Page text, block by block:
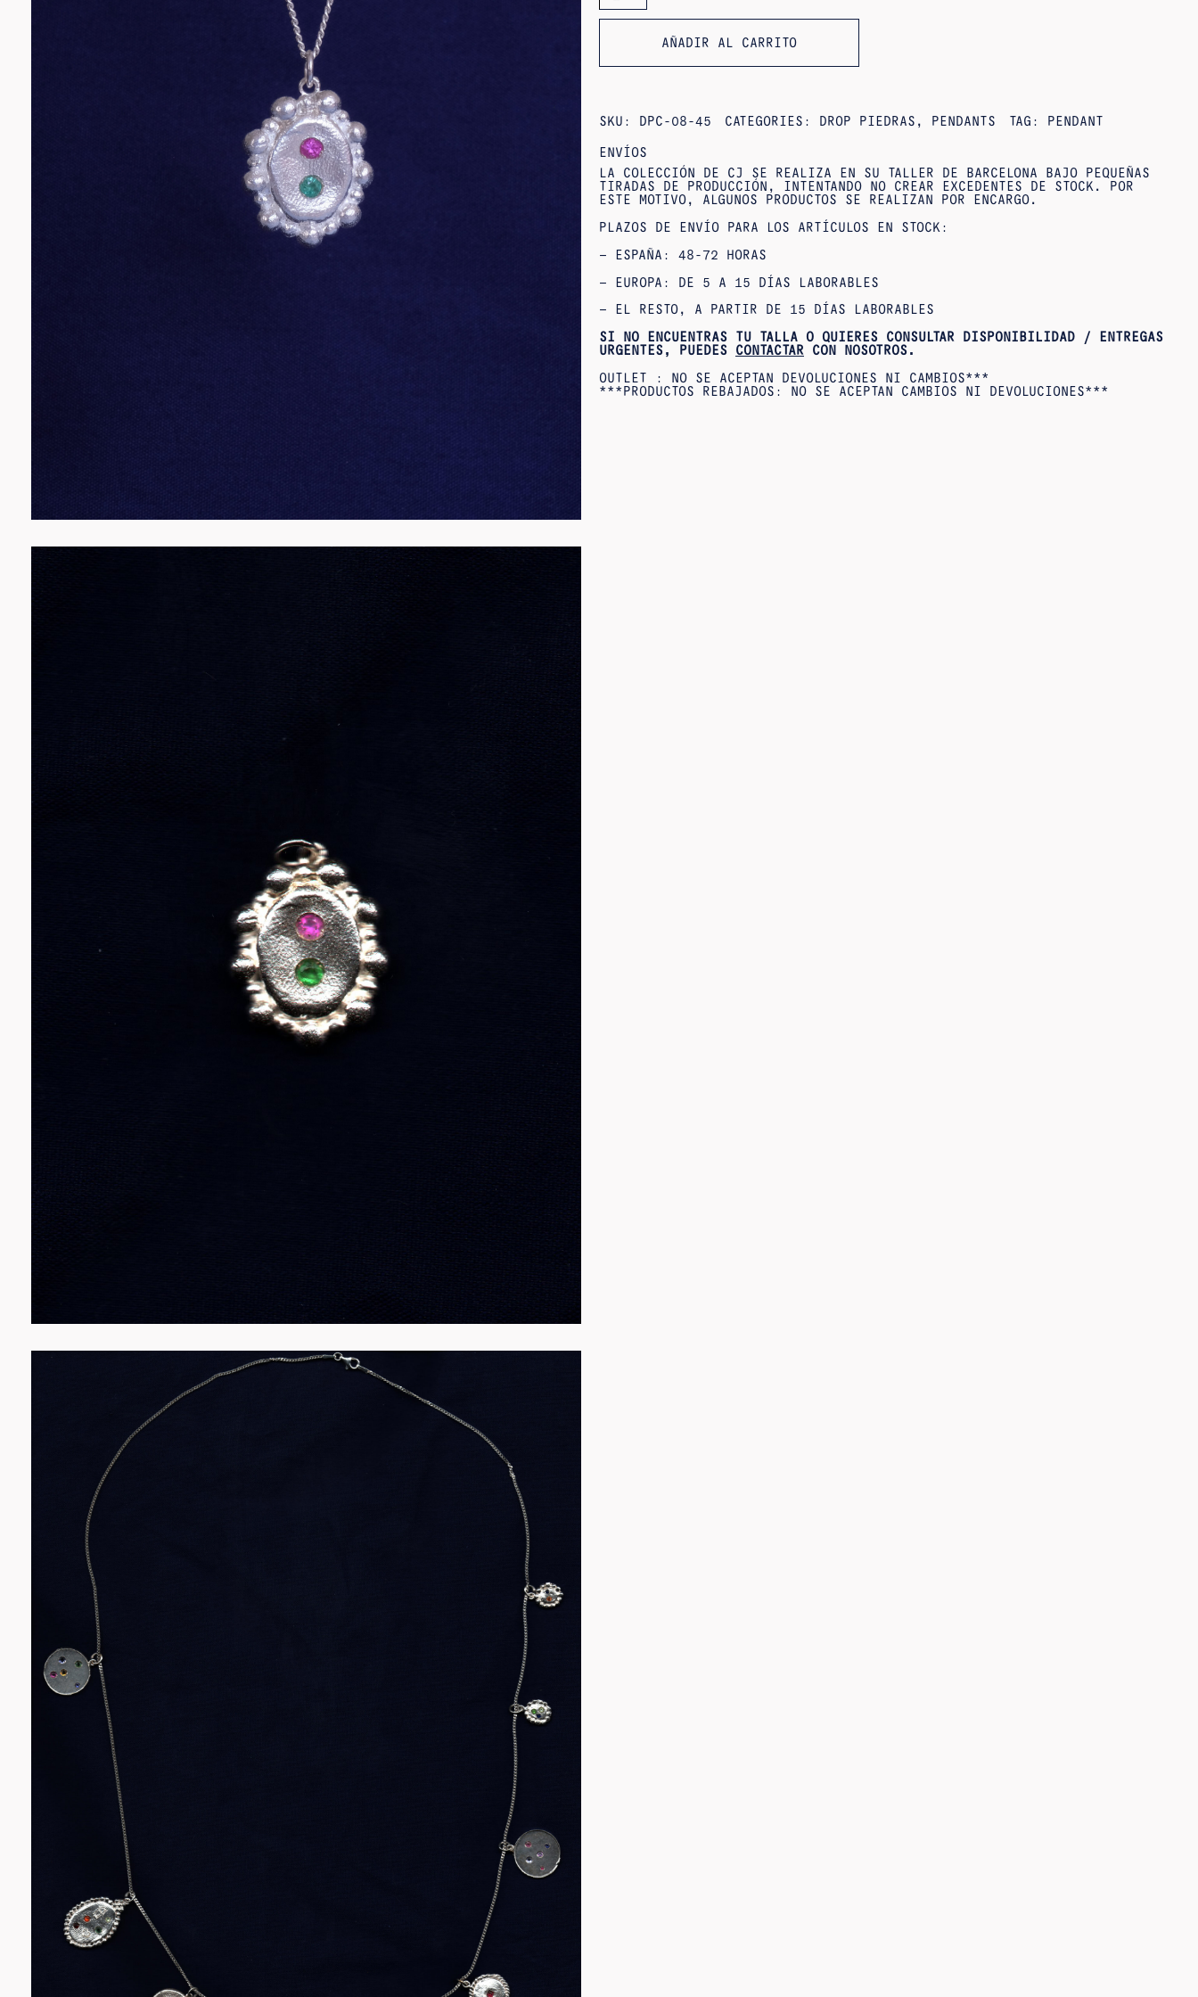
COLGANTES
AÑADIR AL CARRITO
SKU: DPC-08-45 CATEGORIES: DROP PIEDRAS , PENDANTS TAG: PENDANT
ENVÍOS
LA COLECCIÓN DE CJ SE REALIZA EN SU TALLER DE BARCELONA BAJO PEQUEÑAS
TIRADAS DE PRODUCCIÓN, INTENTANDO NO CREAR EXCEDENTES DE STOCK. POR
ESTE MOTIVO, ALGUNOS PRODUCTOS SE REALIZAN POR ENCARGO.
PLAZOS DE ENVÍO PARA LOS ARTÍCULOS EN STOCK:
– ESPAÑA: 48-72 HORAS
– EUROPA: DE 5 A 15 DÍAS LABORABLES
– EL RESTO, A PARTIR DE 15 DÍAS LABORABLES
SI NO ENCUENTRAS TU TALLA O QUIERES CONSULTAR DISPONIBILIDAD / ENTREGAS
URGENTES, PUEDES CONTACTAR CON NOSOTROS.
OUTLET : NO SE ACEPTAN DEVOLUCIONES NI CAMBIOS***
***PRODUCTOS REBAJADOS: NO SE ACEPTAN CAMBIOS NI DEVOLUCIONES***